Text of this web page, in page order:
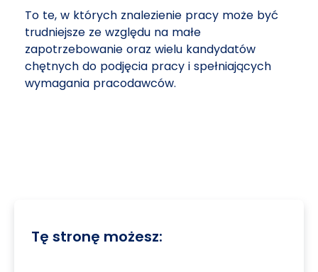
To te, w których znalezienie pracy może być
trudniejsze ze względu na małe
zapotrzebowanie oraz wielu kandydatów
chętnych do podjęcia pracy i spełniających
wymagania pracodawców.
Tę stronę możesz: